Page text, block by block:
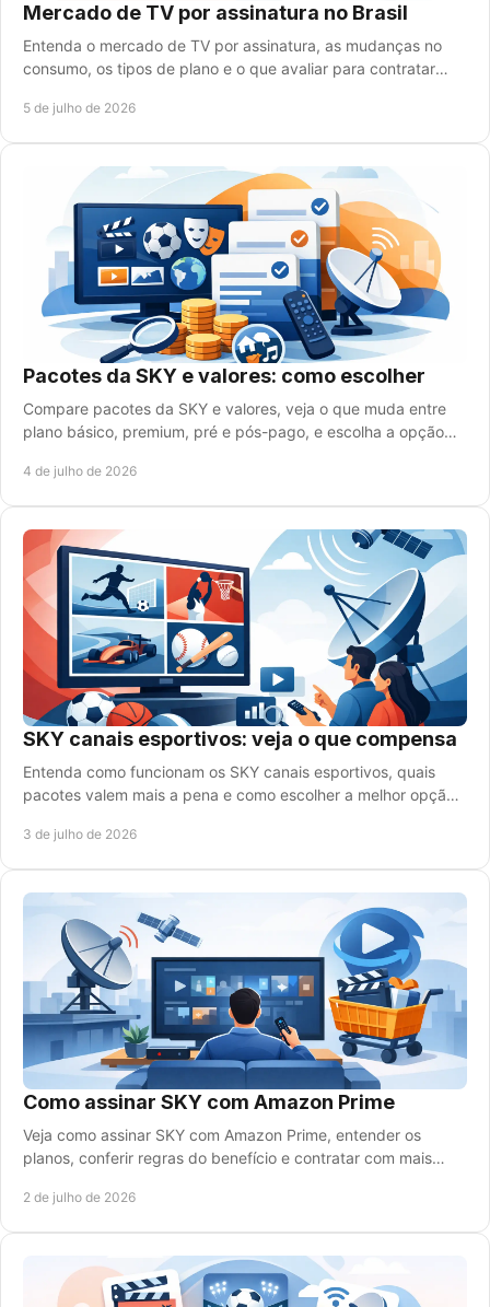
Mercado de TV por assinatura no Brasil
Entenda o mercado de TV por assinatura, as mudanças no
consumo, os tipos de plano e o que avaliar para contratar
5 de julho de 2026
Pacotes da SKY e valores: como escolher
Compare pacotes da SKY e valores, veja o que muda entre
plano básico, premium, pré e pós-pago, e escolha a opção
4 de julho de 2026
SKY canais esportivos: veja o que compensa
Entenda como funcionam os SKY canais esportivos, quais
pacotes valem mais a pena e como escolher a melhor opção
3 de julho de 2026
Como assinar SKY com Amazon Prime
Veja como assinar SKY com Amazon Prime, entender os
planos, conferir regras do benefício e contratar com mais
2 de julho de 2026